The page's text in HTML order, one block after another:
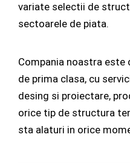
variate selectii de
sectoarele de piata.
Compania noastra
de prima clasa, cu
desing si proiectare,
orice tip de structura
sta alaturi in orice